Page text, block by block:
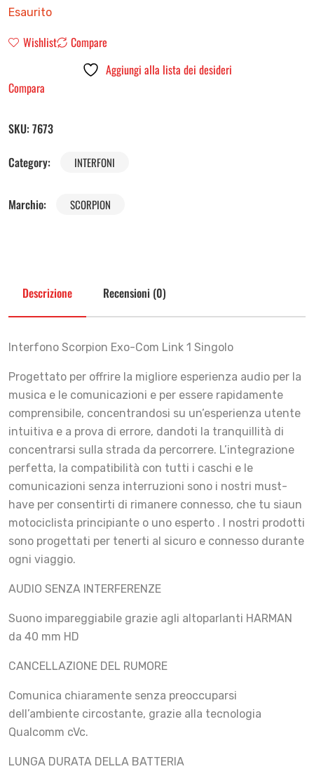
Esaurito
Wishlist
Compare
Aggiungi alla lista dei desideri
Compara
SKU: 7673
Category:
INTERFONI
Marchio: SCORPION
Descrizione Recensioni (0)
Interfono Scorpion Exo-Com Link 1 Singolo
Progettato per offrire la migliore esperienza audio per la
musica e le comunicazioni e per essere rapidamente
comprensibile, concentrandosi su un’esperienza utente
intuitiva e a prova di errore, dandoti la tranquillità di
concentrarsi sulla strada da percorrere. L’integrazione
perfetta, la compatibilità con tutti i caschi e le
comunicazioni senza interruzioni sono i nostri must-
have per consentirti di rimanere connesso, che tu siaun
motociclista principiante o uno esperto . I nostri prodotti
sono progettati per tenerti al sicuro e connesso durante
ogni viaggio.
AUDIO SENZA INTERFERENZE
Suono impareggiabile grazie agli altoparlanti HARMAN
da 40 mm HD
CANCELLAZIONE DEL RUMORE
Comunica chiaramente senza preoccuparsi
dell’ambiente circostante, grazie alla tecnologia
Qualcomm cVc.
LUNGA DURATA DELLA BATTERIA